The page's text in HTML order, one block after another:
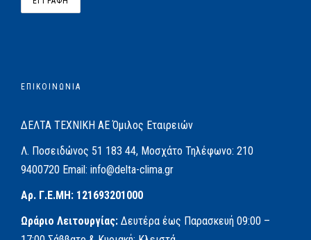
ΕΠΙΚΟΙΝΩΝΙΑ
ΔΕΛΤΑ ΤΕΧΝΙΚΗ ΑΕΌμιλος Εταιρειών
Λ. Ποσειδώνος 51 183 44, Μοσχάτο Τηλέφωνο: 210
9400720 Email: info@delta-clima.gr
Αρ. Γ.Ε.ΜΗ: 121693201000
Ωράριο Λειτουργίας: Δευτέρα έως Παρασκευή 09:00 –